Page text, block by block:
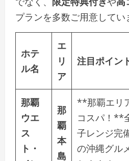
プランを多数ご用意してい
ホテ
ル名
エ
リ
ア
注目ポイン
那覇
ウエ
ス
ト・
那
覇
本
島
**那覇エリ
コスパ！**
子レンジ完備
の沖縄グル